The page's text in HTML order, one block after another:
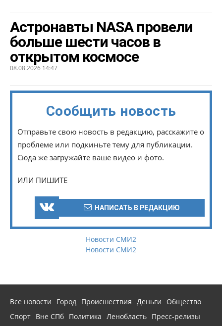
Астронавты NASA провели
больше шести часов в
открытом космосе
08.08.2026 14:47
Сообщить новость
Отправьте свою новость в редакцию, расскажите о
проблеме или подкиньте тему для публикации.
Сюда же загружайте ваше видео и фото.
ИЛИ ПИШИТЕ
НАПИСАТЬ В РЕДАКЦИЮ
Новости СМИ2
Новости СМИ2
Все новости Город Происшествия Деньги
Общество
Спорт Вне СПб Политика Ленобласть Пресс-релизы